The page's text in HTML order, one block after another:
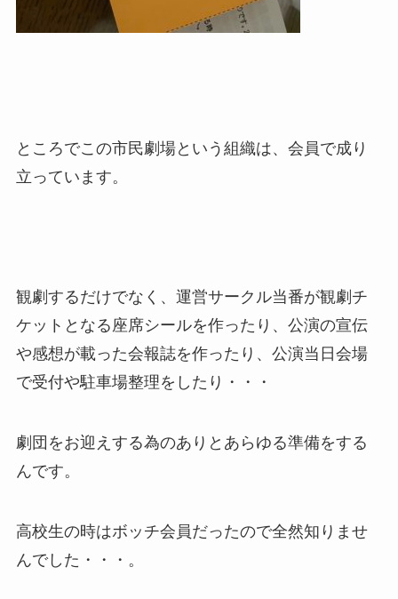
ところでこの市民劇場という組織は、会員で成り
立っています。
観劇するだけでなく、運営サークル当番が観劇チ
ケットとなる座席シールを作ったり、公演の宣伝
や感想が載った会報誌を作ったり、公演当日会場
で受付や駐車場整理をしたり・・・
劇団をお迎えする為のありとあらゆる準備をする
んです。
高校生の時はボッチ会員だったので全然知りませ
んでした・・・。